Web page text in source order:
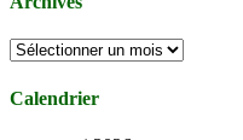
Archives
Calendrier